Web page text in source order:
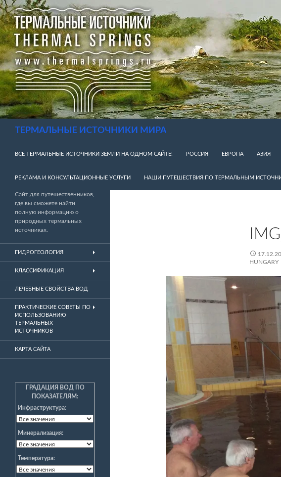
Перейти
к
содержимому
ТЕРМАЛЬНЫЕ ИСТОЧНИКИ МИРА
ВСЕ ТЕРМАЛЬНЫЕ ИСТОЧНИКИ ЗЕМЛИ НА ОДНОМ САЙТЕ! РОССИЯ ЕВРОПА АЗИЯ
РЕКЛАМА И КОНСУЛЬТАЦИОННЫЕ УСЛУГИ НАШИ ПУТЕШЕСТВИЯ ПО ТЕРМАЛЬНЫМ
HUNGARY
Сайт для путешественников,
где вы сможете найти
полную информацию о
природных термальных
источниках.
ГИДРОГЕОЛОГИЯ
КЛАССИФИКАЦИЯ
ЛЕЧЕБНЫЕ СВОЙСТВА ВОД
ПРАКТИЧЕСКИЕ СОВЕТЫ ПО
ИСПОЛЬЗОВАНИЮ
ТЕРМАЛЬНЫХ
ИСТОЧНИКОВ
КАРТА САЙТА
ГРАДАЦИЯ ВОД ПО
ПОКАЗАТЕЛЯМ:
Инфраструктура:
Минерализация:
Температура: